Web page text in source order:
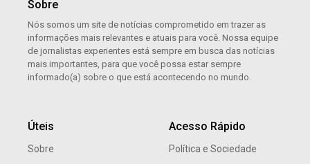
Sobre
Nós somos um site de notícias comprometido em trazer as
informações mais relevantes e atuais para você. Nossa equipe
de jornalistas experientes está sempre em busca das notícias
mais importantes, para que você possa estar sempre
informado(a) sobre o que está acontecendo no mundo.
Úteis
Sobre
Acesso Rápido
Política e Sociedade